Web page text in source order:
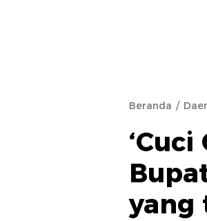
Beranda
yang